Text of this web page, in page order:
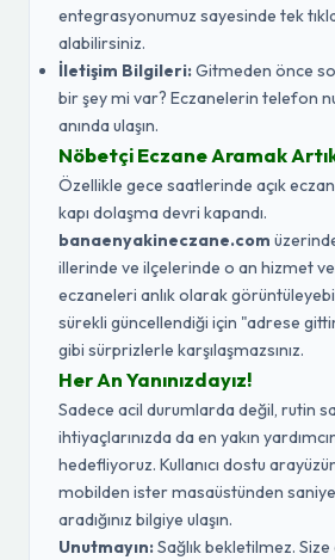
entegrasyonumuz sayesinde tek
alabilirsiniz.
İletişim Bilgileri:Gitmeden önce
bir şey mi var? Eczanelerin telefon
anında ulaşın.
Nöbetçi Eczane Aramak
Özellikle gece saatlerinde açık
kapı dolaşma devri kapandı.
banaenyakineczane.com
illerinde ve ilçelerinde o an hizmet
eczaneleri anlık olarak
sürekli güncellendiği için "adrese
gibi sürprizlerle karşılaşmazsınız.
Her An Yanınızdayız!
Sadece acil durumlarda değil, rutin
ihtiyaçlarınızda da en yakın
hedefliyoruz. Kullanıcı dostu
mobilden ister masaüstünden
aradığınız bilgiye ulaşın.
Unutmayın:Sağlık bekletilmez. Size